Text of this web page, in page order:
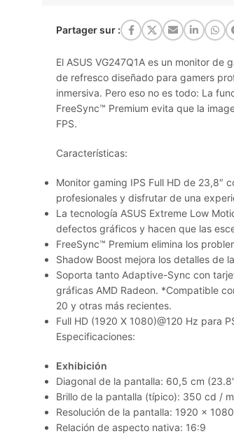
Partager sur :
El ASUS VG247Q1A es un monitor
de refresco diseñado para gamers
inmersiva. Pero eso no es todo: La
FreeSync™ Premium evita que la
FPS.
Características:
Monitor gaming IPS Full HD de 23,8″
profesionales y disfrutar de una
La tecnología ASUS Extreme Low
defectos gráficos y hacen que las
FreeSync™ Premium elimina los
Shadow Boost mejora los detalles de
Soporta tanto Adaptive-Sync con
gráficas AMD Radeon. *Compatible
20 y otras más recientes.
Full HD (1920 X 1080)@120 Hz para
Especificaciones:
Exhibición
Diagonal de la pantalla: 60,5 cm
Brillo de la pantalla (típico): 350 cd /
Resolución de la pantalla: 1920 x
Relación de aspecto nativa: 16:9